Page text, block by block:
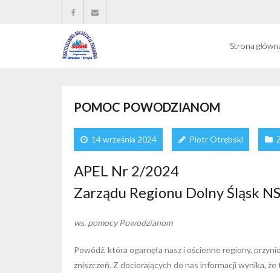
Strona
POMOC POWODZIANOM
14 września 2024 Piotr Otrębski
APEL Nr 2/2024
Zarządu Regionu Dolny Śląsk
ws. pomocy Powodzianom
Powódź, która ogarnęła nasz i ościenne regiony,
zniszczeń. Z docierających do nas informacji wynika,